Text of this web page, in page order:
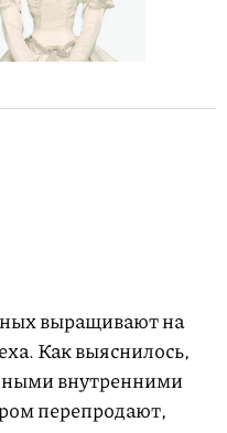
выращивают на
Как выяснилось,
внутренними
перепродают,